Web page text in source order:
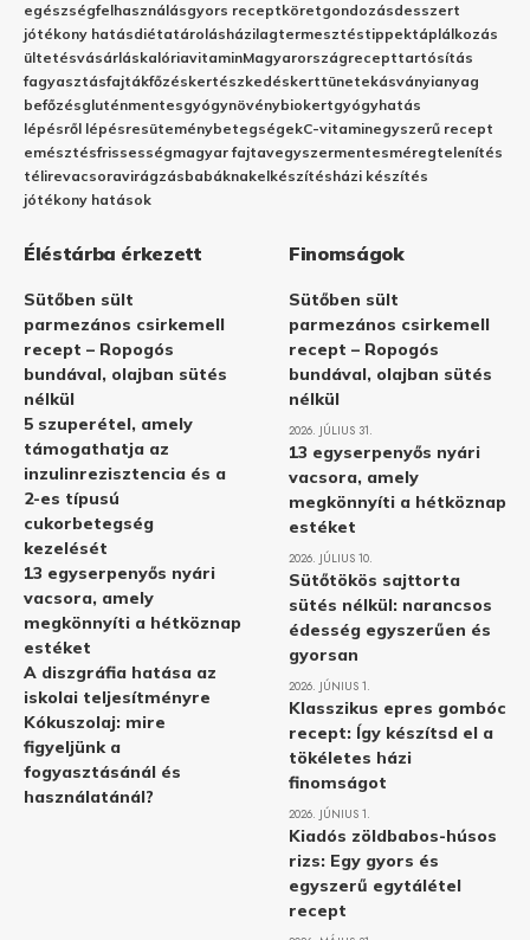
egészségfelhasználásgyors receptköretgondozásdesszert
jótékony hatásdiétatárolásházilagtermesztéstippektáplálkozás
ültetésvásárláskalóriavitaminMagyarországrecepttartósítás
fagyasztásfajtákfőzéskertészkedéskerttünetekásványianyag
befőzésgluténmentesgyógynövénybiokertgyógyhatás
lépésről lépésresüteménybetegségekC-vitaminegyszerű recept
emésztésfrissességmagyar fajtavegyszermentesméregtelenítés
télirevacsoravirágzásbabáknakelkészítésházi készítés
jótékony hatások
Éléstárba érkezett
Sütőben sült
parmezános csirkemell
recept – Ropogós
bundával, olajban sütés
nélkül
5 szuperétel, amely
támogathatja az
inzulinrezisztencia és a
2-es típusú
cukorbetegség
kezelését
13 egyserpenyős nyári
vacsora, amely
megkönnyíti a hétköznap
estéket
A diszgráfia hatása az
iskolai teljesítményre
Kókuszolaj: mire
figyeljünk a
fogyasztásánál és
használatánál?
Finomságok
Sütőben sült
parmezános csirkemell
recept – Ropogós
bundával, olajban sütés
nélkül
2026. JÚLIUS 31.
13 egyserpenyős nyári
vacsora, amely
megkönnyíti a hétköznap
estéket
2026. JÚLIUS 10.
Sütőtökös sajttorta
sütés nélkül: narancsos
édesség egyszerűen és
gyorsan
2026. JÚNIUS 1.
Klasszikus epres gombóc
recept: Így készítsd el a
tökéletes házi
finomságot
2026. JÚNIUS 1.
Kiadós zöldbabos-húsos
rizs: Egy gyors és
egyszerű egytálétel
recept